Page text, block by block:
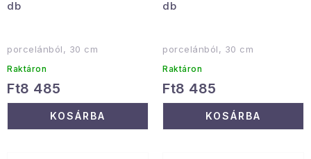
db
porcelánból, 30 cm
Raktáron
Ft8 485
KOSÁRBA
db
porcelánból, 30 cm
Raktáron
Ft8 485
KOSÁRBA